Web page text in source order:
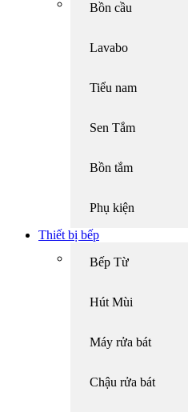
Bồn cầu
Lavabo
Tiểu nam
Sen Tắm
Bồn tắm
Phụ kiện
Thiết bị bếp
Bếp Từ
Hút Mùi
Máy rửa bát
Chậu rửa bát